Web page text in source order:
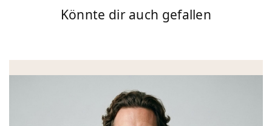
Könnte dir auch gefallen